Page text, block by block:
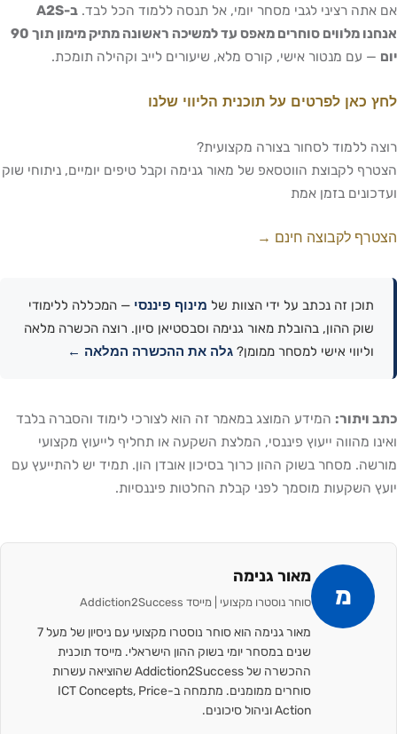
אם אתה רציני לגבי מסחר יומי, אל תנסה ללמוד הכל לבד.
ב-A2S
אנחנו מלווים סוחרים מאפס עד למשיכה ראשונה מתיק מימון תוך 90
יום — עם מנטור אישי, קורס מלא, שיעורים לייב וקהילה תומכת.
לחץ כאן לפרטים על תוכנית הליווי שלנו
רוצה ללמוד לסחור בצורה מקצועית?
הצטרף לקבוצת הווטסאפ של מאור גנימה וקבל טיפים יומיים, ניתוחי שוק
ועדכונים בזמן אמת
הצטרף לקבוצה חינם →
תוכן זה נכתב על ידי הצוות של מינוף פיננסי — המכללה ללימודי
שוק ההון, בהובלת מאור גנימה וסבסטיאן סיון. רוצה הכשרה מלאה
וליווי אישי למסחר ממומן? גלה את ההכשרה המלאה ←
כתב ויתור: המידע המוצג במאמר זה הוא לצורכי לימוד והסברה בלבד
ואינו מהווה ייעוץ פיננסי, המלצת השקעה או תחליף לייעוץ מקצועי
מורשה. מסחר בשוק ההון כרוך בסיכון אובדן הון. תמיד יש להתייעץ עם
יועץ השקעות מוסמך לפני קבלת החלטות פיננסיות.
מ
מאור גנימה
סוחר נוסטרו מקצועי | מייסד Addiction2Success
מאור גנימה הוא סוחר נוסטרו מקצועי עם ניסיון של מעל 7
שנים במסחר יומי בשוק ההון הישראלי. מייסד תוכנית
ההכשרה של Addiction2Success שהוציאה עשרות
סוחרים ממומנים. מתמחה ב-ICT Concepts, Price
Action וניהול סיכונים.